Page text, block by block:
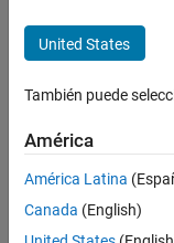
target.ExecutionTool Class
Properties
Methods
Examples
Version History
See Also
expand all in page
Description
service interface
on the target
Properties
United States
También puede
América
América Latina
Canada (English)